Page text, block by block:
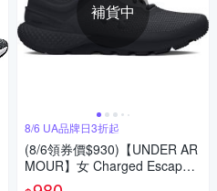
補貨中
8/6 UA品牌日3折起
(8/6領券價$930)【UNDER AR
MOUR】女 Charged Escape 4
Knit 慢跑鞋 運動鞋_3026526-0